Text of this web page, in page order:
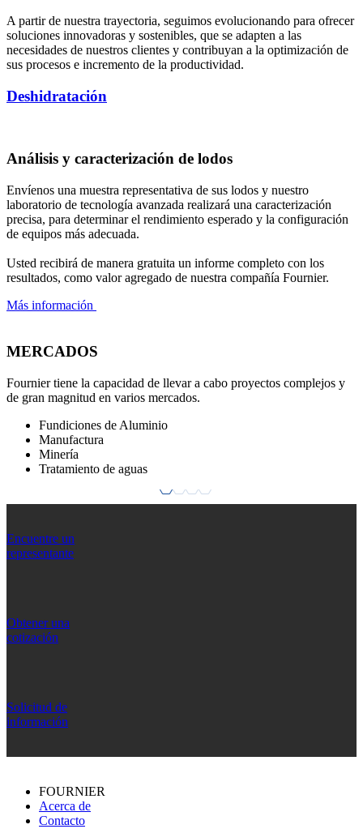
A partir de nuestra trayectoria, seguimos evolucionando para ofrecer
soluciones innovadoras y sostenibles, que se adapten a las
necesidades de nuestros clientes y contribuyan a la optimización de
sus procesos e incremento de la productividad.
Deshidratación
Análisis y caracterización de lodos
Envíenos una muestra representativa de sus lodos y nuestro
laboratorio de tecnología avanzada realizará una caracterización
precisa, para determinar el rendimiento esperado y la configuración
de equipos más adecuada.
Usted recibirá de manera gratuita un informe completo con los
resultados, como valor agregado de nuestra compañía Fournier.
Más información
MERCADOS
Fournier tiene la capacidad de llevar a cabo proyectos complejos y
de gran magnitud en varios mercados.
Fundiciones de Aluminio
Manufactura
Minería
Tratamiento de aguas
Encuentre un
representante
Obtener una
cotización
Solicitud de
información
FOURNIER
Acerca de
Contacto